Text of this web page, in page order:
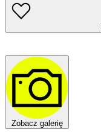
Zobacz galerię